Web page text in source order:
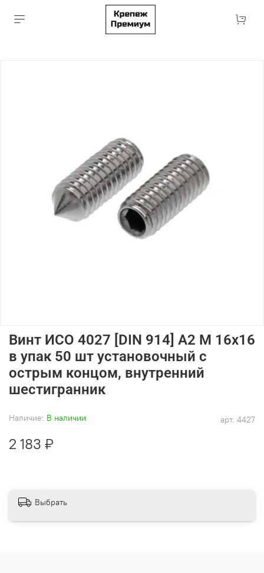
арт. 4427
Наличие: В наличии
Винт ИСО 4027 [DIN 914] А2 M 16х16
в упак 50 шт установочный с
острым концом, внутренний
шестигранник
2 183 ₽
Выбрать